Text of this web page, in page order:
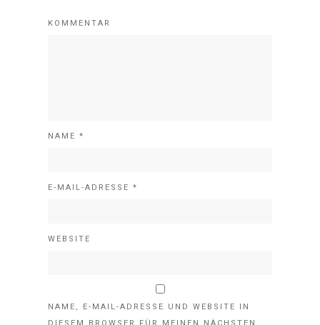
KOMMENTAR
NAME *
E-MAIL-ADRESSE *
WEBSITE
NAME, E-MAIL-ADRESSE UND WEBSITE IN
DIESEM BROWSER FÜR MEINEN NÄCHSTEN